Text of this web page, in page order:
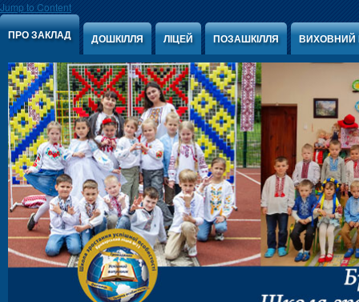
Jump to Content
ПРО ЗАКЛАД ДОШКІЛЛЯ ЛІЦЕЙ ПОЗАШКІЛЛЯ ВИХОВНИЙ